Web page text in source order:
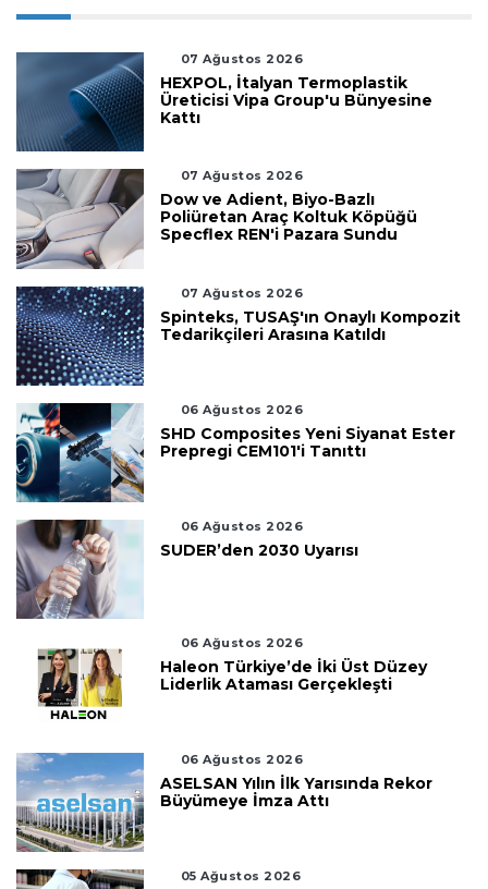
07 Ağustos 2026
HEXPOL, İtalyan Termoplastik
Üreticisi Vipa Group'u Bünyesine
Kattı
07 Ağustos 2026
Dow ve Adient, Biyo-Bazlı
Poliüretan Araç Koltuk Köpüğü
Specflex REN'i Pazara Sundu
07 Ağustos 2026
Spinteks, TUSAŞ'ın Onaylı Kompozit
Tedarikçileri Arasına Katıldı
06 Ağustos 2026
SHD Composites Yeni Siyanat Ester
Prepregi CEM101'i Tanıttı
06 Ağustos 2026
SUDER’den 2030 Uyarısı
06 Ağustos 2026
Haleon Türkiye’de İki Üst Düzey
Liderlik Ataması Gerçekleşti
06 Ağustos 2026
ASELSAN Yılın İlk Yarısında Rekor
Büyümeye İmza Attı
05 Ağustos 2026